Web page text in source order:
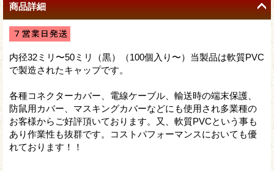
商品詳細
内径32ミリ〜50ミリ（黒）（100個入り〜）当製品は軟質PVC
で製造されたキャップです。
各種コネクターカバー、電線ケーブル、輸送時の端末保護、
防鼠用カバー、マスキングカバーなどにも使用され多業種の
お客様からご好評頂いております。又、軟質PVCという事も
あり作業性も抜群です。コストパフォーマンスにおいても優
れております！！